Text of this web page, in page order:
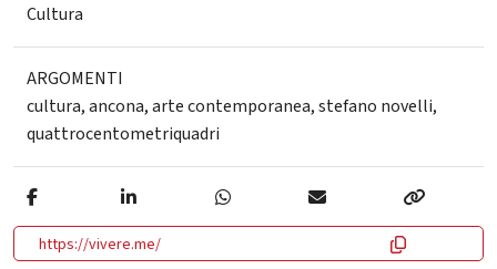
Cultura
ARGOMENTI
cultura,ancona,arte contemporanea,stefano novelli,
quattrocentometriquadri
https://vivere.me/